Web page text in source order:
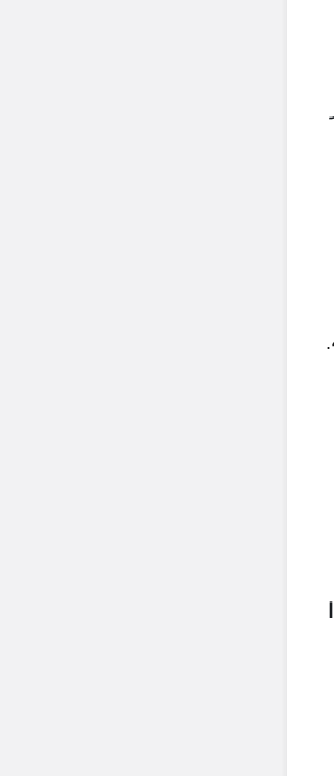
الجيل الخامس (5G) هو الجيل التالي من تكنولوجيا شبكات الهاتف المحمول، وهو أسرع بكثير وأكثر كفاءة من 4G.